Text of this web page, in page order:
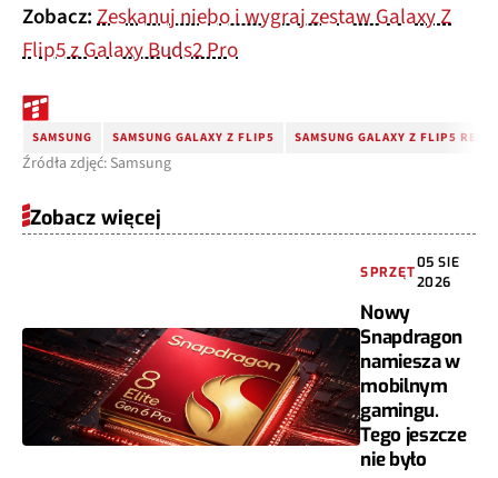
Zobacz:Zeskanuj niebo i wygraj zestaw Galaxy Z
Flip5 z Galaxy Buds2 Pro
SAMSUNG SAMSUNG GALAXY Z FLIP5 SAMSUNG GALAXY Z FLIP5
Źródła zdjęć: Samsung
Zobacz więcej
SPRZĘT
05 SIE
2026
Nowy
Snapdragon
namiesza w
mobilnym
gamingu.
Tego jeszcze
nie było